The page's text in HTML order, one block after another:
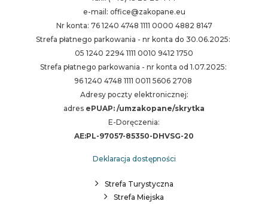
e-mail: office@zakopane.eu
Nr konta: 76 1240 4748 1111 0000 4882 8147
Strefa płatnego parkowania - nr konta do 30.06.2025:
05 1240 2294 1111 0010 9412 1750
Strefa płatnego parkowania - nr konta od 1.07.2025:
96 1240 4748 1111 0011 5606 2708
Adresy poczty elektronicznej:
adres ePUAP: /umzakopane/skrytka
E-Doręczenia:
AE:PL-97057-85350-DHVSG-20
Deklaracja dostępności
Strefa Turystyczna
Strefa Miejska